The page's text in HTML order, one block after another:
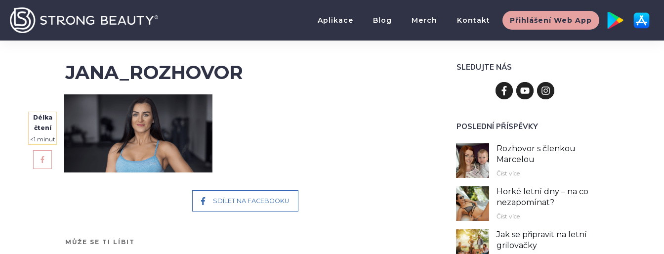
Aplikace Blog Merch Kontakt Přihlášení Web App
JANA_ROZHOVOR
Délka
čtení
<1 minut
SDÍLET NA FACEBOOKU
MŮŽE SE TI LÍBIT
SLEDUJTE NÁS
POSLEDNÍ PŘÍSPĚVKY
Rozhovor s členkou
Marcelou
Číst více
Horké letní dny – na co
nezapomínat?
Číst více
Jak se připravit na letní
grilovačky